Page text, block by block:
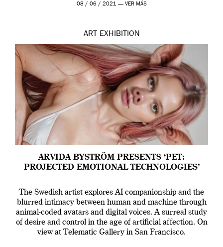
08 / 06 / 2021 — VER MÁS
ART EXHIBITION
ARVIDA BYSTRÖM PRESENTS ‘PET:
PROJECTED EMOTIONAL TECHNOLOGIES’
The Swedish artist explores AI companionship and the
blurred intimacy between human and machine through
animal-coded avatars and digital voices. A surreal study
of desire and control in the age of artificial affection. On
view at Telematic Gallery in San Francisco.